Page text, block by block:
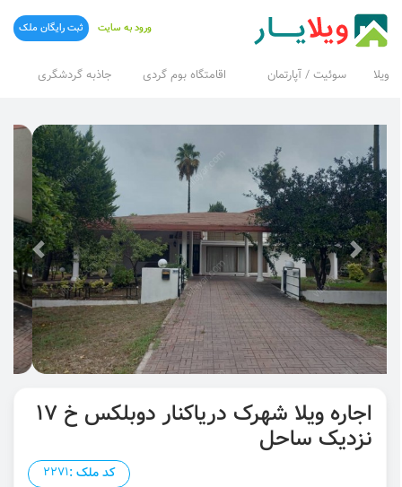
ویلا سوئیت / آپارتمان اقامتگاه بوم گردی جاذبه گردشگری
ورود به سایت ثبت رایگان ملک
اجاره ویلا شهرک دریاکنار دوبلکس خ ۱۷
نزدیک ساحل
کد ملک :2271